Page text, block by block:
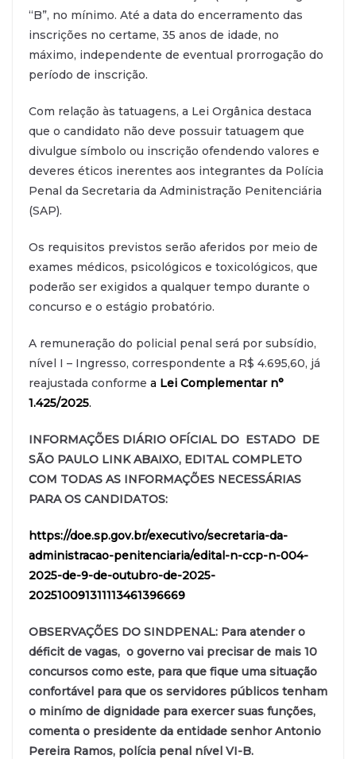
“B”, no mínimo. Até a data do encerramento das
inscrições no certame, 35 anos de idade, no
máximo, independente de eventual prorrogação do
período de inscrição.
Com relação às tatuagens, a Lei Orgânica destaca
que o candidato não deve possuir tatuagem que
divulgue símbolo ou inscrição ofendendo valores e
deveres éticos inerentes aos integrantes da Polícia
Penal da Secretaria da Administração Penitenciária
(SAP).
Os requisitos previstos serão aferidos por meio de
exames médicos, psicológicos e toxicológicos, que
poderão ser exigidos a qualquer tempo durante o
concurso e o estágio probatório.
A remuneração do policial penal será por subsídio,
nível I – Ingresso, correspondente a R$ 4.695,60, já
reajustada conforme a Lei Complementar n°
1.425/2025.
INFORMAÇÕES DIÁRIO OFÍCIAL DO ESTADO DE
SÃO PAULO LINK ABAIXO, EDITAL COMPLETO
COM TODAS AS INFORMAÇÕES NECESSÁRIAS
PARA OS CANDIDATOS:
https://doe.sp.gov.br/executivo/secretaria-da-
administracao-penitenciaria/edital-n-ccp-n-004-
2025-de-9-de-outubro-de-2025-
202510091311113461396669
OBSERVAÇÕES DO SINDPENAL: Para atender o
déficit de vagas, o governo vai precisar de mais 10
concursos como este, para que fique uma situação
confortável para que os servidores públicos tenham
o minímo de dignidade para exercer suas funções,
comenta o presidente da entidade senhor Antonio
Pereira Ramos, polícia penal nível VI-B.